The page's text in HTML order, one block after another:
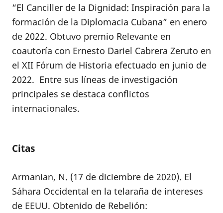
“El Canciller de la Dignidad: Inspiración para la
formación de la Diplomacia Cubana” en enero
de 2022. Obtuvo premio Relevante en
coautoría con Ernesto Dariel Cabrera Zeruto en
el XII Fórum de Historia efectuado en junio de
2022. Entre sus líneas de investigación
principales se destaca conflictos
internacionales.
Citas
Armanian, N. (17 de diciembre de 2020). El
Sáhara Occidental en la telaraña de intereses
de EEUU. Obtenido de Rebelión: